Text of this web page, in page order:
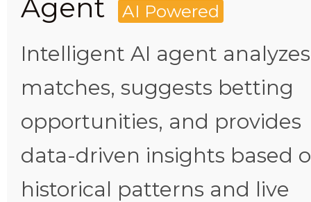
Agent
AI Powered
Intelligent AI agent analyzes
matches, suggests betting
opportunities, and provides
data-driven insights based
historical patterns and live